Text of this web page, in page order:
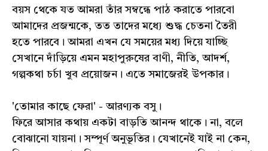
বয়স থেকে যত আমরা তাঁর সম্বন্ধে পাঠ করাতে পারবো
আমাদের প্রজন্মকে, তত তাদের মধ্যে শুদ্ধ চেতনা তৈরী
হতে পারবে। আমরা এখন যে সময়ের মধ্য দিয়ে যাচ্ছি
সেখানে দাঁড়িয়ে এমন মহাপুরুষের বাণী, নীতি, আদৰ্শ,
গল্পকথা চর্চা খুব প্রয়োজন। এতে সমাজেরই উপকার।
'তোমার কাছে ফেরা' - আরণ্যক বসু।
ফিরে আসার কথায় একটা বাড়তি আনন্দ থাকে। না, বলে
বোঝানো যায়না। সম্পূর্ণ অনুভূতির। যেখানেই যাই না কেন,